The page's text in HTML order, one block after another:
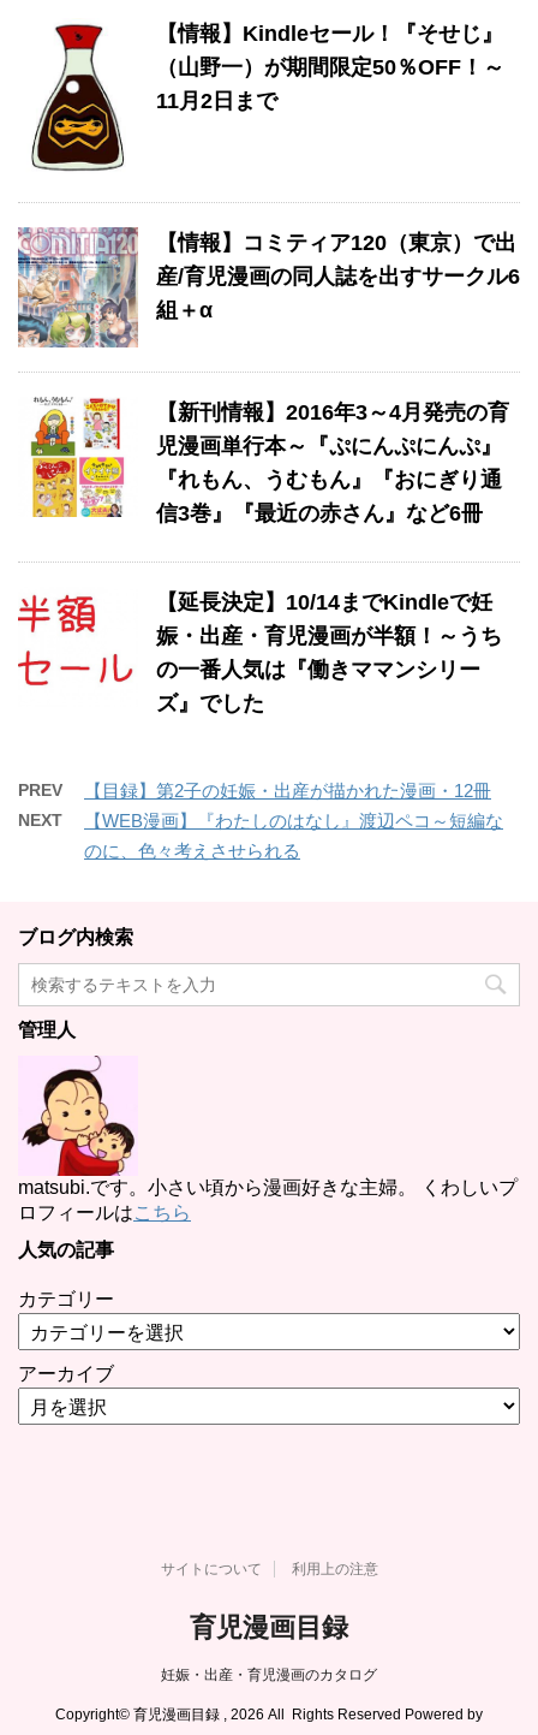
【情報】Kindleセール！『そせじ』
（山野一）が期間限定50％OFF！～
11月2日まで
【情報】コミティア120（東京）で出
産/育児漫画の同人誌を出すサークル6
組＋α
【新刊情報】2016年3～4月発売の育
児漫画単行本～『ぷにんぷにんぷ』
『れもん、うむもん』『おにぎり通
信3巻』『最近の赤さん』など6冊
【延長決定】10/14までKindleで妊
娠・出産・育児漫画が半額！～うち
の一番人気は『働きママンシリー
ズ』でした
PREV 【目録】第2子の妊娠・出産が描かれた漫画・12冊
NEXT
【WEB漫画】『わたしのはなし』渡辺ペコ～短編な
のに、色々考えさせられる
ブログ内検索
管理人
matsubi.です。小さい頃から漫画好きな主婦。 くわしいプ
ロフィールはこちら
人気の記事
カテゴリー
アーカイブ
サイトについて 利用上の注意
育児漫画目録
妊娠・出産・育児漫画のカタログ
Copyright© 育児漫画目録 , 2026 All Rights Reserved Powered by